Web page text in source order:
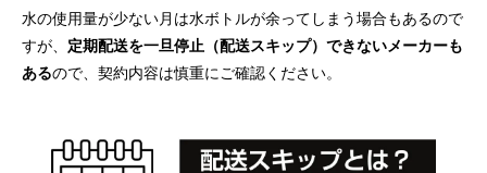
水の使用量が少ない月は水ボトルが余ってしまう場合もあるので
すが、 定期配送を一旦停止（配送スキップ）できないメーカーも
あるので、契約内容は慎重にご確認ください。